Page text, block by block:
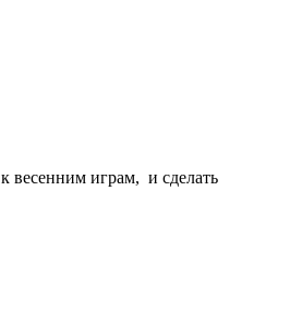
весенним играм, и сделать